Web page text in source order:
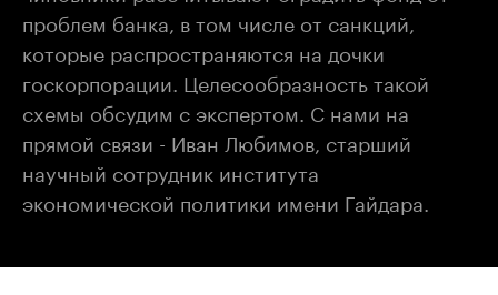
проблем банка, в том числе от санкций,
которые распространяются на дочки
госкорпорации. Целесообразность такой
схемы обсудим с экспертом. С нами на
прямой связи - Иван Любимов, старший
научный сотрудник института
экономической политики имени Гайдара.